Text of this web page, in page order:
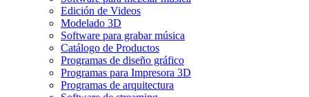
Edición de Videos
Modelado 3D
Software para grabar música
Catálogo de Productos
Programas de diseño gráfico
Programas para Impresora 3D
Programas de arquitectura